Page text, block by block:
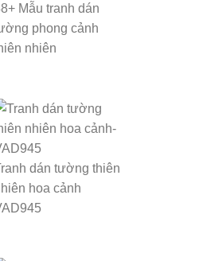
Mẫu tranh dán
phong cảnh
nhiên
dán tường thiên
hoa cảnh